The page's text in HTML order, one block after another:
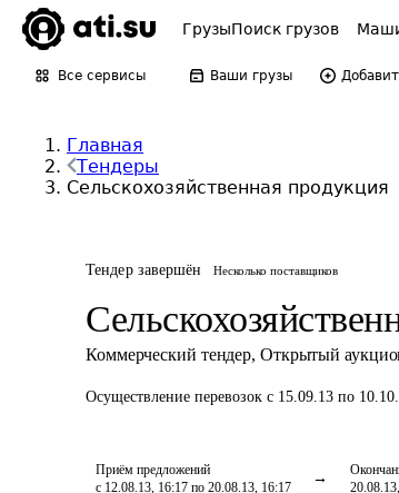
ГрузыПоиск грузов
Все сервисы Ваши грузы
Главная
Тендеры
Сельскохозяйственная продукция
Тендер завершён Несколько поставщиков
Коммерческий тендер, Открытый
Осуществление перевозок с 15.09.13 по
Приём предложений
с 12.08.13, 16:17 по 20.08.13, 16:17